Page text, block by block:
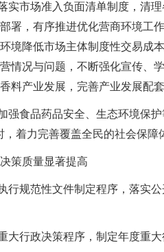
实市场准入负面清单制度，清
署，有序推进优化营商环境工
境降低市场主体制度性交易成
情况与问题，不断强化宣传、
料产业发展，完善产业发展配
强食品药品安全、生态环境保
，着力完善覆盖全民的社会保
策质量显著提高
行规范性文件制定程序，落实
大行政决策程序，制定年度重